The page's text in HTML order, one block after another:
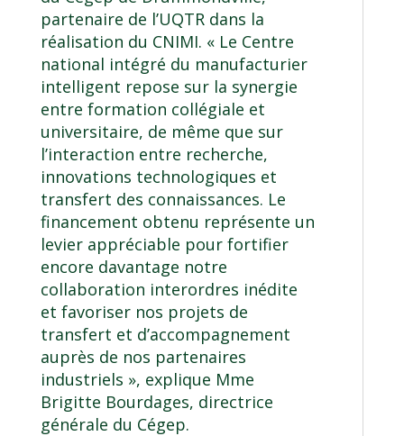
partenaire de l’UQTR dans la
réalisation du CNIMI. « Le Centre
national intégré du manufacturier
intelligent repose sur la synergie
entre formation collégiale et
universitaire, de même que sur
l’interaction entre recherche,
innovations technologiques et
transfert des connaissances. Le
financement obtenu représente un
levier appréciable pour fortifier
encore davantage notre
collaboration interordres inédite
et favoriser nos projets de
transfert et d’accompagnement
auprès de nos partenaires
industriels », explique Mme
Brigitte Bourdages, directrice
générale du Cégep.